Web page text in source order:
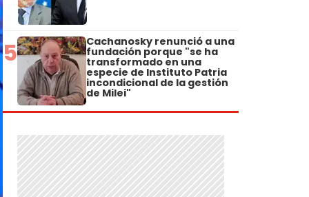
5 Cachanosky renunció a una
fundación porque "se ha
transformado en una
especie de Instituto Patria
incondicional de la gestión
de Milei"